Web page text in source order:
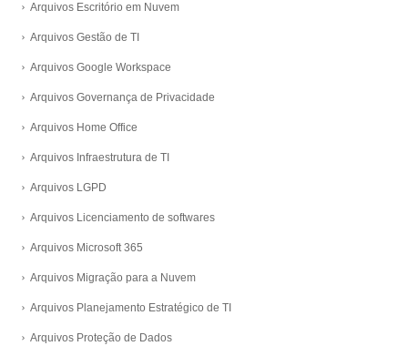
Arquivos Escritório em Nuvem
Arquivos Gestão de TI
Arquivos Google Workspace
Arquivos Governança de Privacidade
Arquivos Home Office
Arquivos Infraestrutura de TI
Arquivos LGPD
Arquivos Licenciamento de softwares
Arquivos Microsoft 365
Arquivos Migração para a Nuvem
Arquivos Planejamento Estratégico de TI
Arquivos Proteção de Dados